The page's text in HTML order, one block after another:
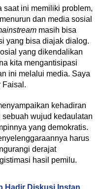
saat ini memiliki problem,
dan media sosial
masih bisa
yang bisa diajak dialog.
yang dikendalikan
kita mengantisipasi
ini melalui media. Saya
Faisal.
kehadiran
wujud kedaulatan
yang demokratis.
harus
derajat
hasil pemilu.
Hadir Diskusi Instan